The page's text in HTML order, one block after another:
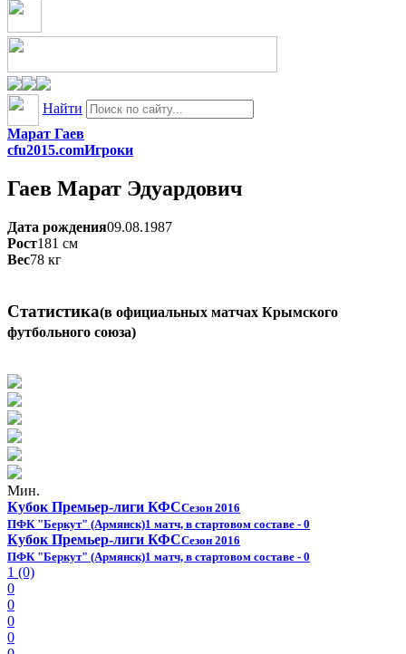
Найти
Марат Гаев
cfu2015.comИгроки
Гаев Марат Эдуардович
Дата рождения09.08.1987
Рост181 см
Вес78 кг
Статистика(в официальных матчах Крымского
футбольного союза)
Мин.
Кубок Премьер-лиги КФССезон 2016
ПФК "Беркут" (Армянск)1 матч, в стартовом составе - 0
Кубок Премьер-лиги КФССезон 2016
ПФК "Беркут" (Армянск)1 матч, в стартовом составе - 0
1 (0)
0
0
0
0